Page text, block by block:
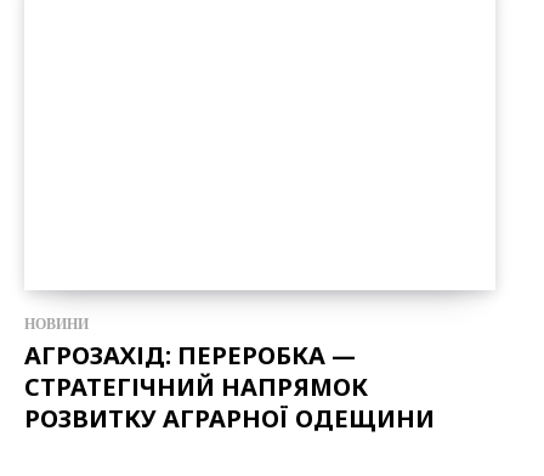
НОВИНИ
АГРОЗАХІД: ПЕРЕРОБКА —
СТРАТЕГІЧНИЙ НАПРЯМОК
РОЗВИТКУ АГРАРНОЇ ОДЕЩИНИ